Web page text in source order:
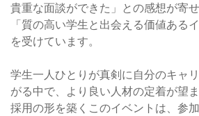
貴重な面談ができた」との感想が寄
「質の高い学生と出会える価値ある
を受けています。
学生一人ひとりが真剣に自分のキャ
がる中で、より良い人材の定着が望
採用の形を築くこのイベントは、参